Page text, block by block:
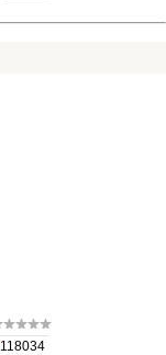
118034